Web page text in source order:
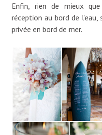
Enfin, rien de mieux
réception au bord de
privée en bord de mer.